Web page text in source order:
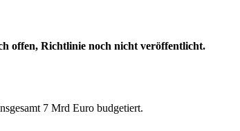
offen, Richtlinie noch nicht veröffentlicht.
7 Mrd Euro budgetiert.